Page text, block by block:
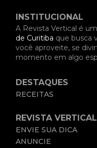
INSTITUCIONAL
A Revista Vertical é
de Curitiba que busca
você aproveite, se
momento em algo
DESTAQUES
RECEITAS
REVISTA VERTICAL
ENVIE SUA DICA
ANUNCIE